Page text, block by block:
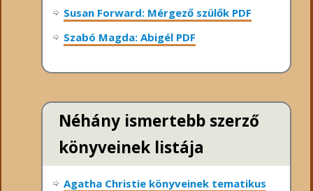
Susan Forward: Mérgező szülők PDF
Szabó Magda: Abigél PDF
Néhány ismertebb szerző
könyveinek listája
Agatha Christie könyveinek tematikus